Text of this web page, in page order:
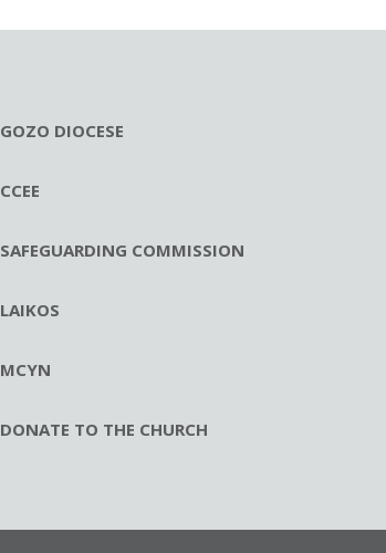
GOZO DIOCESE
CCEE
SAFEGUARDING COMMISSION
LAIKOS
MCYN
DONATE TO THE CHURCH